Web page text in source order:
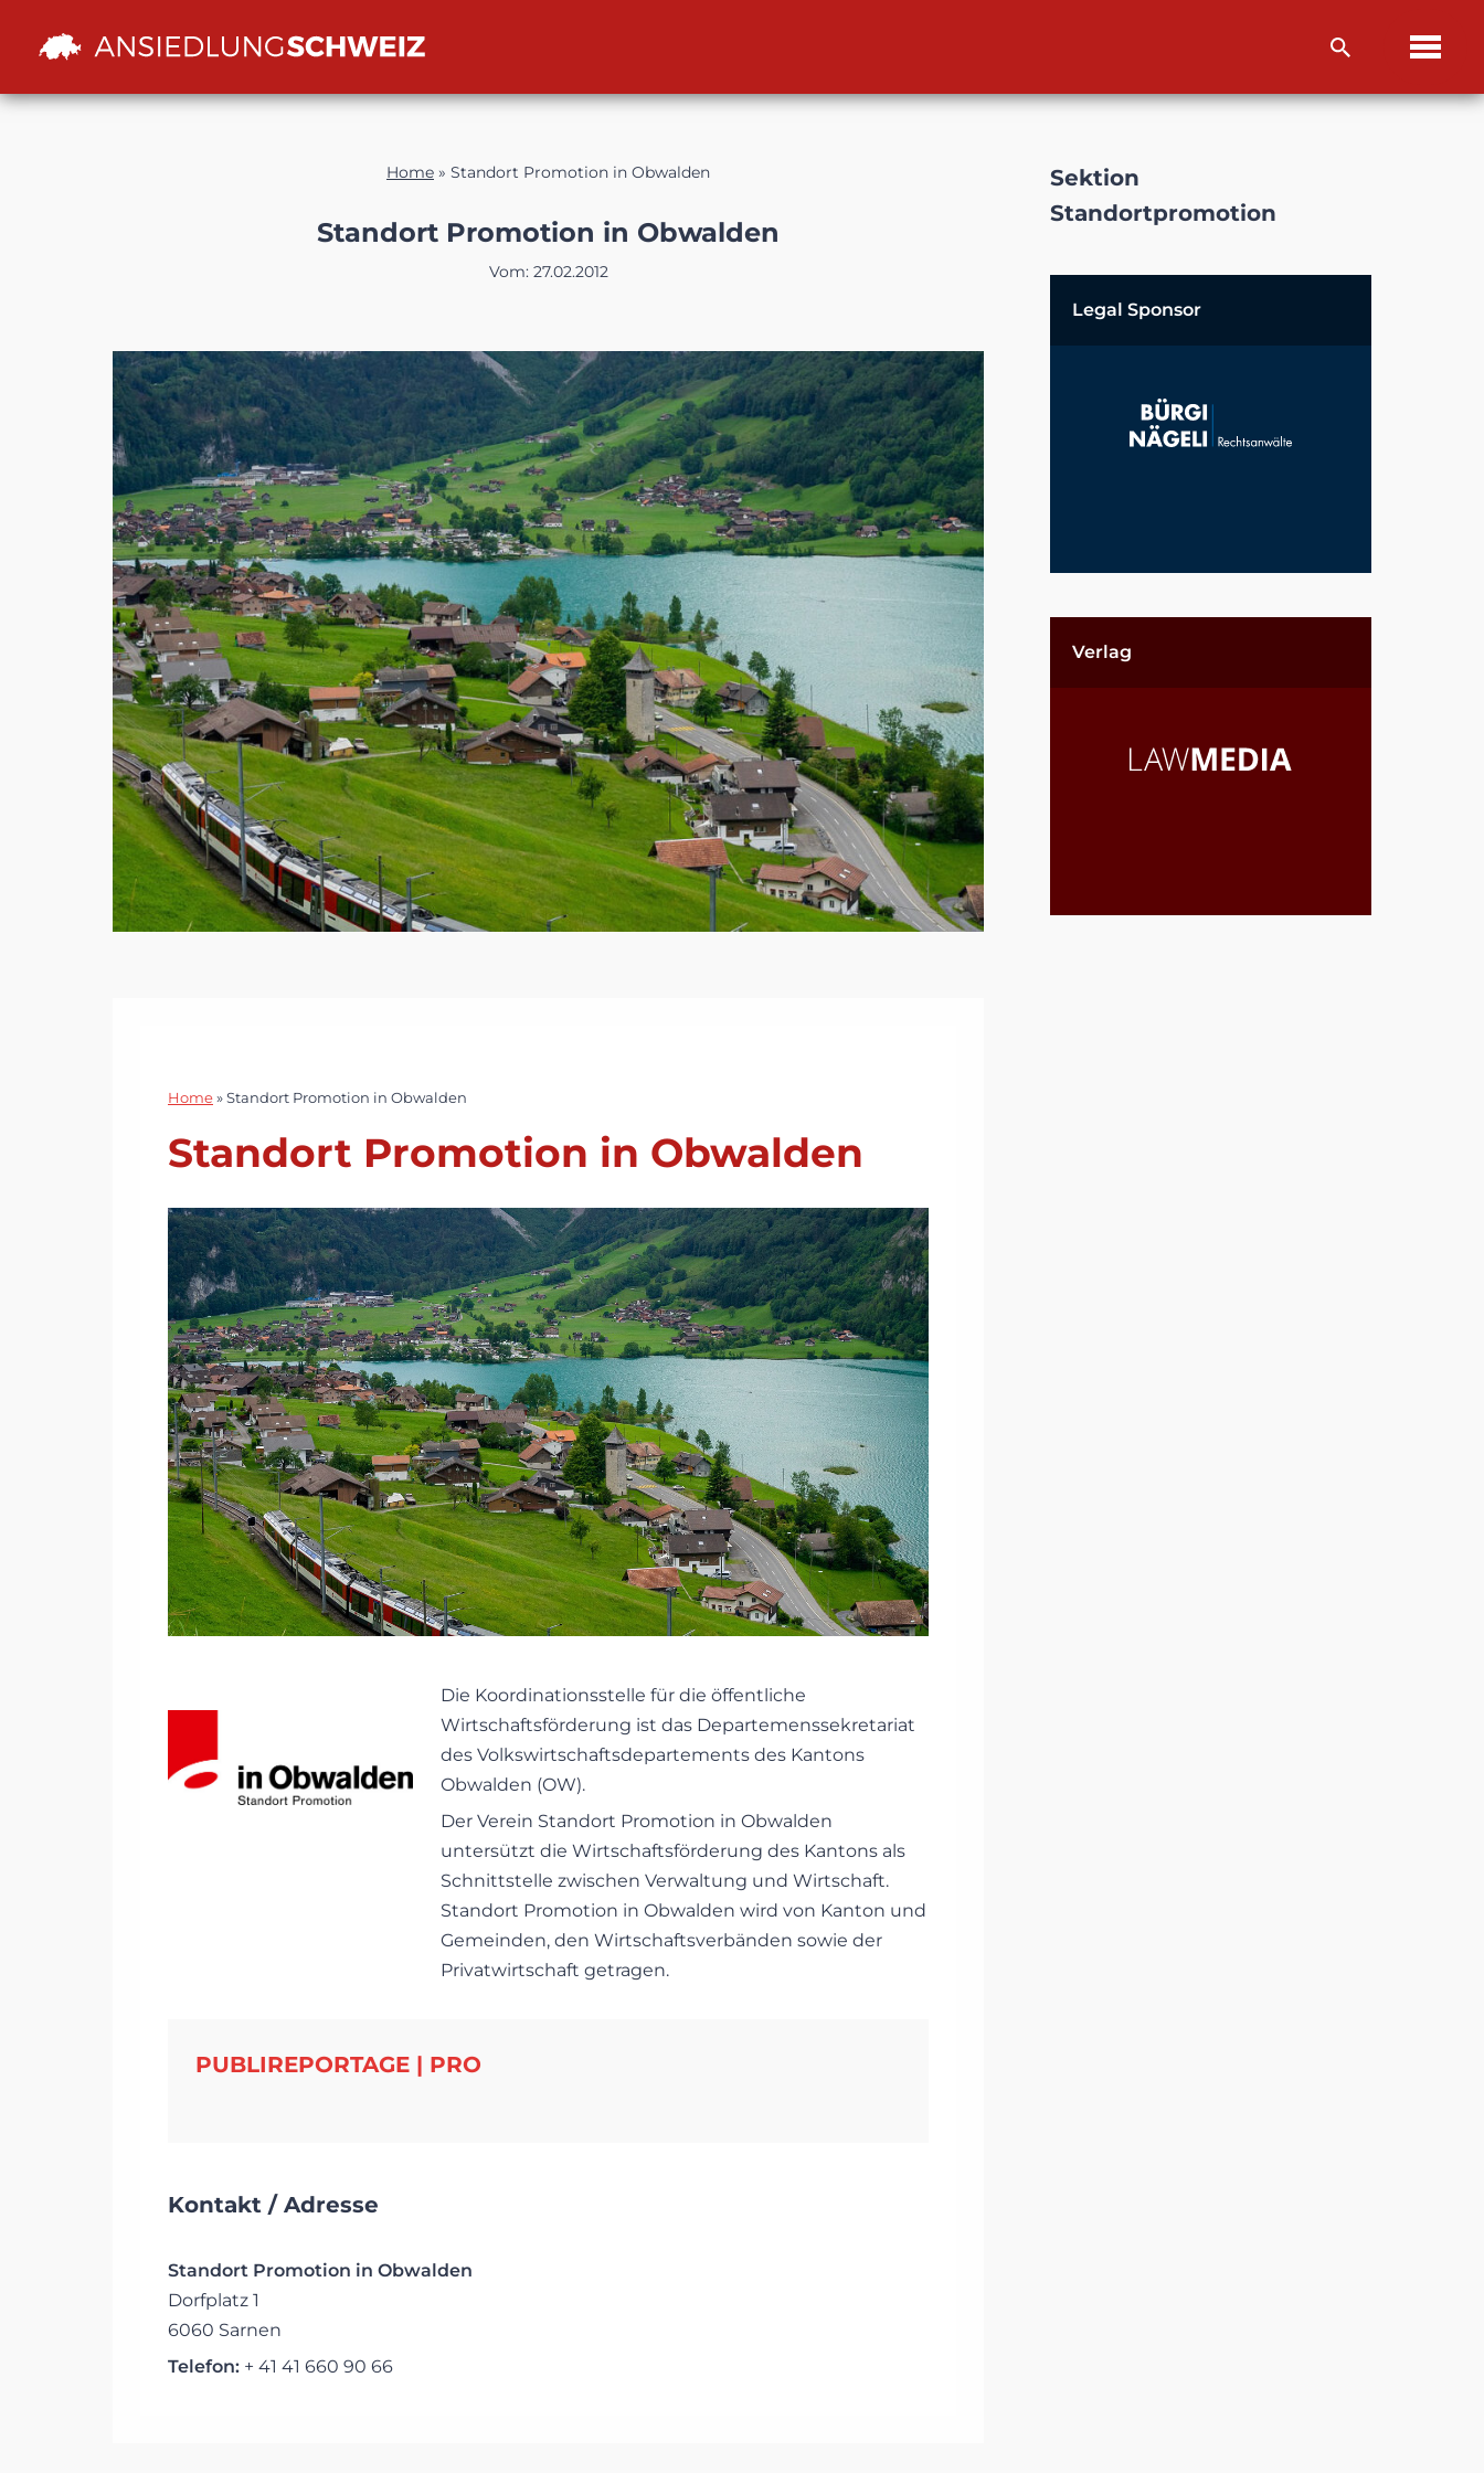
Zum
Inhalt
Home » Standort Promotion in Obwalden
Standort Promotion in Obwalden
Vom: 27.02.2012
Home » Standort Promotion in Obwalden
Standort Promotion in Obwalden
Die Koordinationsstelle für die öffentliche
Wirtschaftsförderung ist das Departemenssekretariat
des Volkswirtschaftsdepartements des Kantons
Obwalden (OW).
Der Verein Standort Promotion in Obwalden
untersützt die Wirtschaftsförderung des Kantons als
Schnittstelle zwischen Verwaltung und Wirtschaft.
Standort Promotion in Obwalden wird von Kanton und
Gemeinden, den Wirtschaftsverbänden sowie der
Privatwirtschaft getragen.
PUBLIREPORTAGE | PRO
Kontakt / Adresse
Standort Promotion in Obwalden
Dorfplatz 1
6060 Sarnen
Telefon: + 41 41 660 90 66
Sektion
Standortpromotion
Legal Sponsor
Verlag